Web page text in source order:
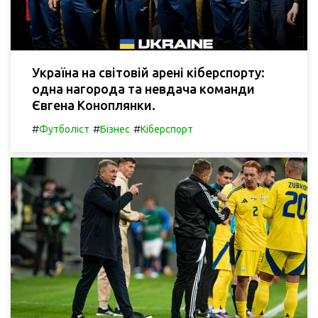
Україна на світовій арені кіберспорту:
одна нагорода та невдача команди
Євгена Коноплянки.
#Футболіст #Бізнес #Кіберспорт